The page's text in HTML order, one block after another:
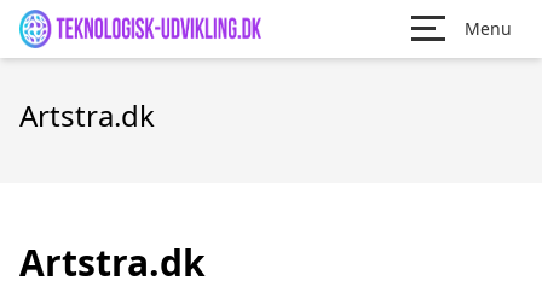
Menu
Artstra.dk
Artstra.dk